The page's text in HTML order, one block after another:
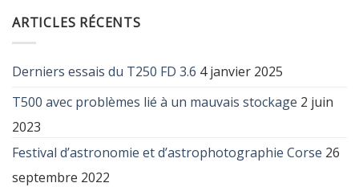
ARTICLES RÉCENTS
Derniers essais du T250 FD 3.6 4 janvier 2025
T500 avec problèmes lié à un mauvais stockage 2 juin
2023
Festival d’astronomie et d’astrophotographie Corse 26
septembre 2022